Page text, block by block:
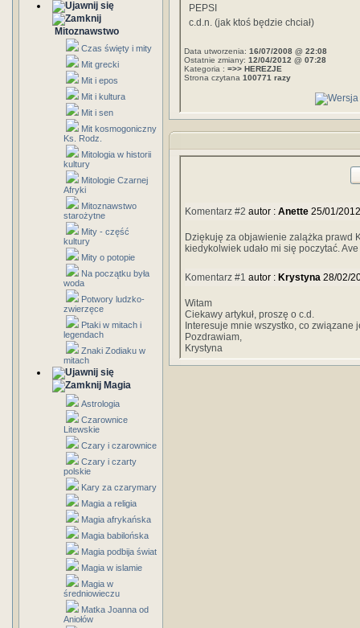
Mitoznawstwo
Czas święty i mity
Mit grecki
Mit i epos
Mit i kultura
Mit i sen
Mit kosmogoniczny
Ks. Rodz.
Mitologia w historii
kultury
Mitologie Czarnej
Afryki
Mitoznawstwo
starożytne
Mity - część
kultury
Mity o potopie
Na początku była
woda
Potwory ludzko-
zwierzęce
Ptaki w mitach i
legendach
Znaki Zodiaku w
mitach
Magia
Astrologia
Czarownice
Litewskie
Czary i czarownice
Czary i czarty
polskie
Kary za czarymary
Magia a religia
Magia afrykańska
Magia babilońska
Magia podbija świat
Magia w islamie
Magia w
średniowieczu
Matka Joanna od
Aniołów
PEPSI
c.d.n. (jak ktoś będzie chciał)
Data utworzenia: 16/07/2008 @ 22:08
Ostatnie zmiany: 12/04/2012 @ 07:28
Kategoria : =>> HEREZJE
Strona czytana 100771 razy
Komentarz #2 autor : Anette 25/01/
Dziękuję za objawienie zalążka prawd
kiedykolwiek udało mi się poczytać.
Komentarz #1 autor : Krystyna 28/02/
Witam
Ciekawy artykuł, proszę o c.d.
Interesuje mnie wszystko, co związane
Pozdrawiam,
Krystyna